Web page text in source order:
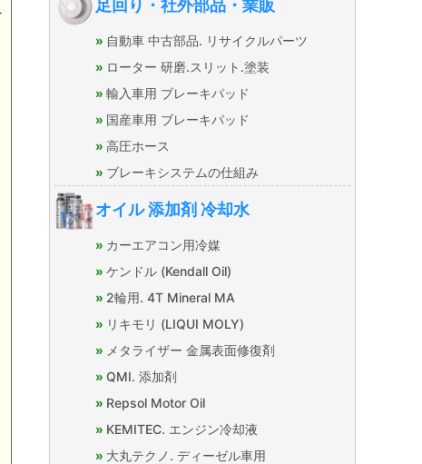
足回り・社外部品・業販
自動車 中古部品. リサイクルパーツ
ローター 研磨.スリット.塗装
輸入車用 ブレーキパッド
国産車用 ブレーキパッド
高圧ホース
ブレーキシステムの仕組み
オイル 添加剤 冷却水
カーエアコン用冷媒
ケンドル (Kendall Oil)
2輪用. 4T Mineral MA
リキモリ (LIQUI MOLY)
メタライザー 金属表面修復剤
QMI. 添加剤
Repsol Motor Oil
KEMITEC. エンジン冷却液
大丸テクノ. ディーゼル車用